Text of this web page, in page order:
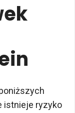
istnieje ryzyko